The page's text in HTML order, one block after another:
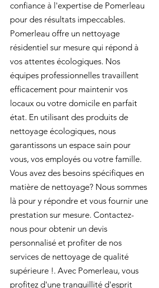
confiance à l'expertise de Pomerleau
pour des résultats impeccables.
Pomerleau offre un nettoyage
résidentiel sur mesure qui répond à
vos attentes écologiques. Nos
équipes professionnelles travaillent
efficacement pour maintenir vos
locaux ou votre domicile en parfait
état. En utilisant des produits de
nettoyage écologiques, nous
garantissons un espace sain pour
vous, vos employés ou votre famille.
Vous avez des besoins spécifiques en
matière de nettoyage? Nous sommes
là pour y répondre et vous fournir une
prestation sur mesure. Contactez-
nous pour obtenir un devis
personnalisé et profiter de nos
services de nettoyage de qualité
supérieure !. Avec Pomerleau, vous
profitez d'une tranquillité d'esprit